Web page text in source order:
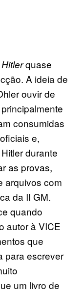
quase
A ideia de
ouvir de
consumidas
e,
durante
as provas,
arquivos com
da II GM.
quando
autor à VICE
que
para escrever
um livro de